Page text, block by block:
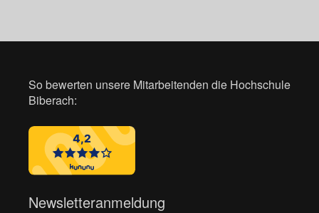
So bewerten unsere Mitarbeitenden die Hochschule
Biberach:
Newsletteranmeldung